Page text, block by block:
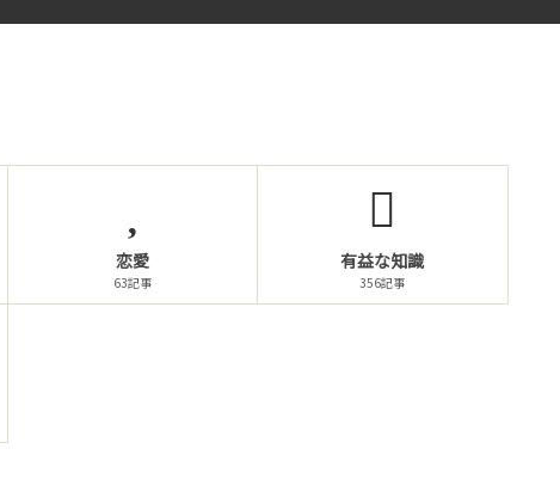
恋愛
63記事
有益な知識
356記事